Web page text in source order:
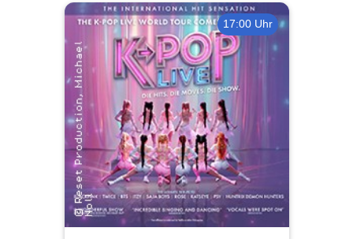
17:00 Uhr